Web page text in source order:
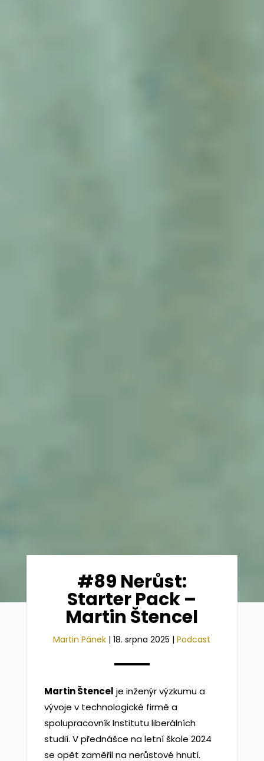
#89 Nerůst:
Starter Pack –
Martin Štencel
Martin Pánek |18. srpna 2025 |Podcast
Martin Štencel je inženýr výzkumu a
vývoje v technologické firmě a
spolupracovník Institutu liberálních
studií. V přednášce na letní škole 2024
se opět zaměřil na nerůstové hnutí.